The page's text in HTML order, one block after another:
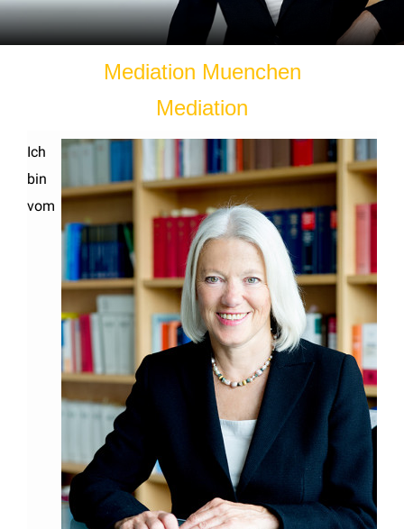
Mediation Muenchen
Mediation
Ich
bin
vom